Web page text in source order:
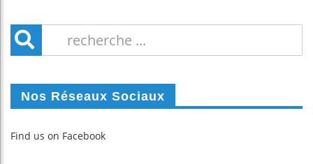
Nos Réseaux Sociaux
Find us on Facebook